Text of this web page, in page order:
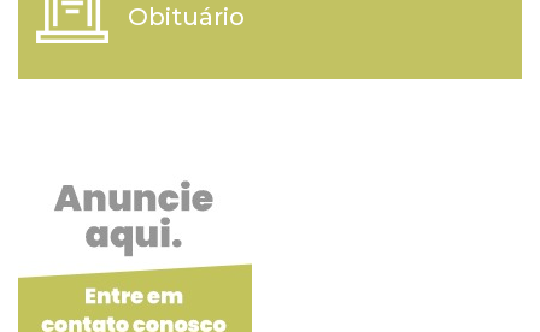
Obituário